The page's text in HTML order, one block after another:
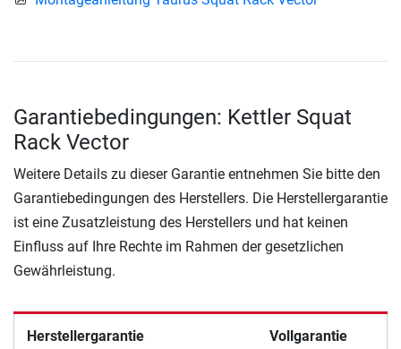
Garantiebedingungen: Kettler Squat
Rack Vector
Weitere Details zu dieser Garantie entnehmen Sie bitte den
Garantiebedingungen des Herstellers. Die Herstellergarantie
ist eine Zusatzleistung des Herstellers und hat keinen
Einfluss auf Ihre Rechte im Rahmen der gesetzlichen
Gewährleistung.
Herstellergarantie Vollgarantie